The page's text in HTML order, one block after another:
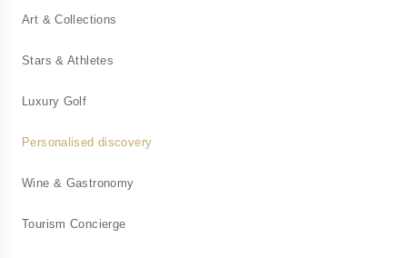
Services personnalisés pour particuliers
Solutions bien-être pour vos collaborateurs
Art & Collections
Stars & Athletes
Luxury Golf
Personalised discovery
Wine & Gastronomy
Tourism Concierge